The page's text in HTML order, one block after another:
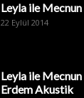
Leyla ile
22 Eylül 2014
Leyla ile
Erdem Akustik